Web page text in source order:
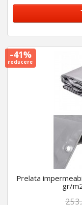
-41%
reducere
Prelata
gr/